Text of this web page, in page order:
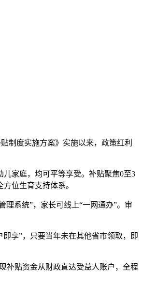
制度实施方案》实施以来，政策红利
家庭，均可平等享受。补贴聚焦0至3
位生育支持体系。
系统”，家长可线上“一网通办”。审
享”，只要当年未在其他省市领取，即
贴资金从财政直达受益人账户，全程